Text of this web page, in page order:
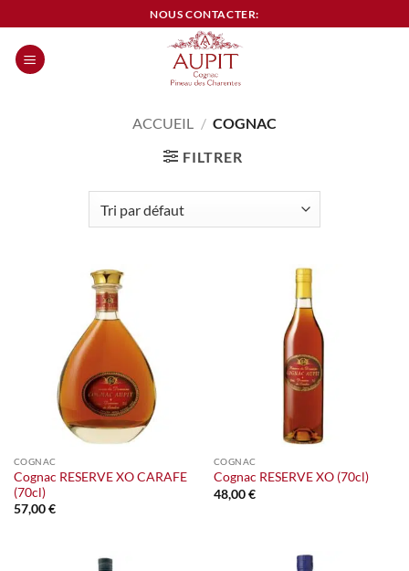
au
contenu
NOUS CONTACTER:
ACCUEIL / COGNAC
FILTRER
COGNAC
Cognac RESERVE XO CARAFE
(70cl)
57,00€
COGNAC
Cognac RESERVE XO (70cl)
48,00€